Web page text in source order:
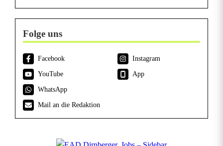
Folge uns
Facebook
Instagram
YouTube
App
WhatsApp
Mail an die Redaktion